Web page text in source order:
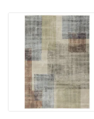
was:
139,00 €.
is: